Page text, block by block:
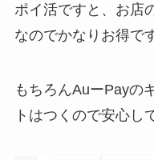
ポイ活ですと、お店
なのでかなりお得で
もちろんAuーPayの
トはつくので安心し